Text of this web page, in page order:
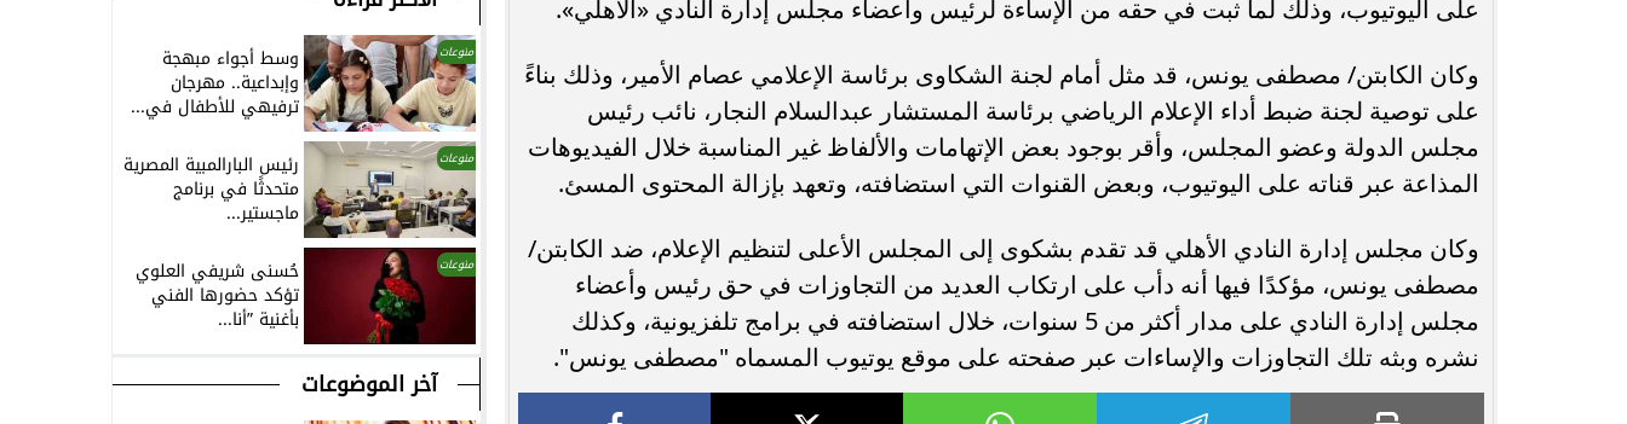
على اليوتيوب، وذلك لما ثبت في حقه من الإساءة لرئيس وأعضاء مجلس إدارة النادي «الأهلي».
وكان الكابتن/ مصطفى يونس، قد مثل أمام لجنة الشكاوى برئاسة الإعلامي عصام الأمير، وذلك بناءً
على توصية لجنة ضبط أداء الإعلام الرياضي برئاسة المستشار عبدالسلام النجار، نائب رئيس
مجلس الدولة وعضو المجلس، وأقر بوجود بعض الإتهامات والألفاظ غير المناسبة خلال الفيديوهات
المذاعة عبر قناته على اليوتيوب، وبعض القنوات التي استضافته، وتعهد بإزالة المحتوى المسئ.
وكان مجلس إدارة النادي الأهلي قد تقدم بشكوى إلى المجلس الأعلى لتنظيم الإعلام، ضد الكابتن/
مصطفى يونس، مؤكدًا فيها أنه دأب على ارتكاب العديد من التجاوزات في حق رئيس وأعضاء
مجلس إدارة النادي على مدار أكثر من 5 سنوات، خلال استضافته في برامج تلفزيونية، وكذلك
نشره وبثه تلك التجاوزات والإساءات عبر صفحته على موقع يوتيوب المسماه "مصطفى يونس".
منوعات وسط أجواء مبهجة
وإبداعية.. مهرجان
ترفيهي للأطفال في...
منوعات رئيس البارالمبية المصرية
متحدثًا في برنامج
ماجستير...
منوعات حُسنى شريفي العلوي
تؤكد حضورها الفني
بأغنية ”أنا...
آخر الموضوعات